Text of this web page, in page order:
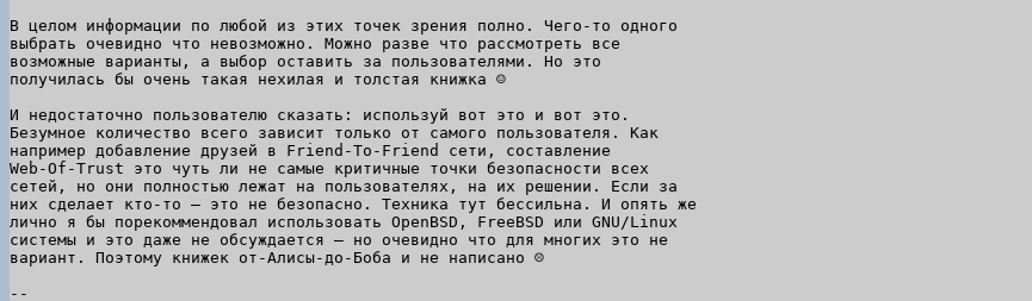
В целом информации по любой из этих точек зрения полно. Чего-то одного
выбрать очевидно что невозможно. Можно разве что рассмотреть все
возможные варианты, а выбор оставить за пользователями. Но это
получилась бы очень такая нехилая и толстая книжка ☺
И недостаточно пользователю сказать: используй вот это и вот это.
Безумное количество всего зависит только от самого пользователя. Как
например добавление друзей в Friend-To-Friend сети, составление
Web-Of-Trust это чуть ли не самые критичные точки безопасности всех
сетей, но они полностью лежат на пользователях, на их решении. Если за
них сделает кто-то — это не безопасно. Техника тут бессильна. И опять же
лично я бы порекоммендовал использовать OpenBSD, FreeBSD или GNU/Linux
системы и это даже не обсуждается — но очевидно что для многих это не
вариант. Поэтому книжек от-Алисы-до-Боба и не написано ☹
--